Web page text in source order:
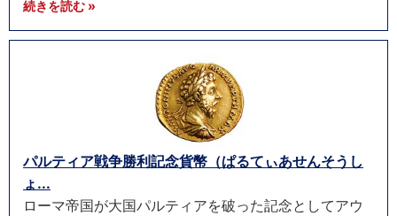
続きを読む »
パルティア戦争勝利記念貨幣（ぱるてぃあせんそうし
ょ...
ローマ帝国が大国パルティアを破った記念としてアウ